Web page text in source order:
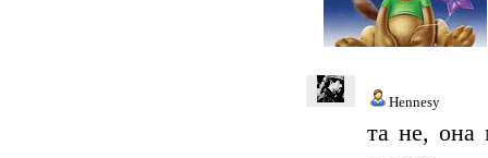
Hennesy
та не, она